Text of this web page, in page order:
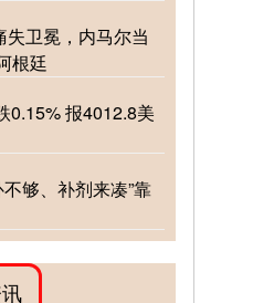
卫冕，内马尔当
根廷
0.15% 报4012.8美
够、补剂来凑”靠